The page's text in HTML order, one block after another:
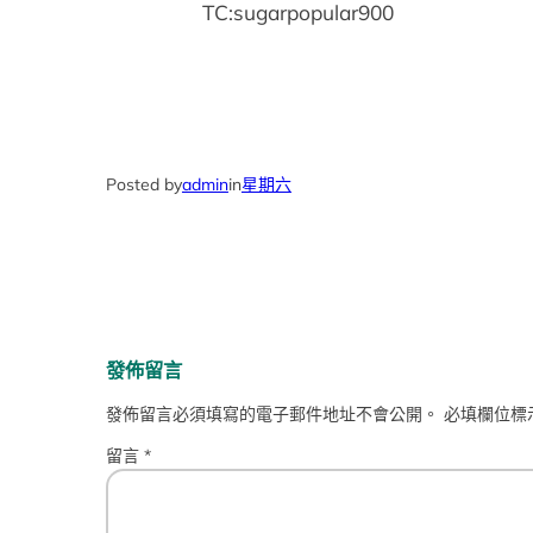
TC:sugarpopular900
Posted byadminin星期六
發佈留言
發佈留言必須填寫的電子郵件地址不會公開。 必填欄位
留言 *